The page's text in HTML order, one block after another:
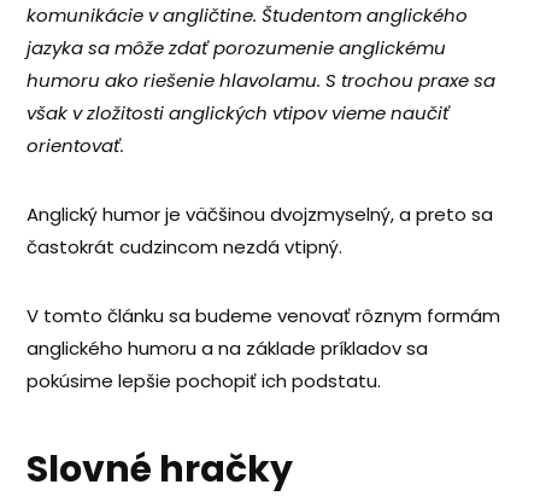
komunikácie v angličtine. Študentom anglického
jazyka sa môže zdať porozumenie anglickému
humoru ako riešenie hlavolamu. S trochou praxe sa
však v zložitosti anglických vtipov vieme naučiť
orientovať.
Anglický humor je väčšinou dvojzmyselný, a preto sa
častokrát cudzincom nezdá vtipný.
V tomto článku sa budeme venovať rôznym formám
anglického humoru a na základe príkladov sa
pokúsime lepšie pochopiť ich podstatu.
Slovné hračky